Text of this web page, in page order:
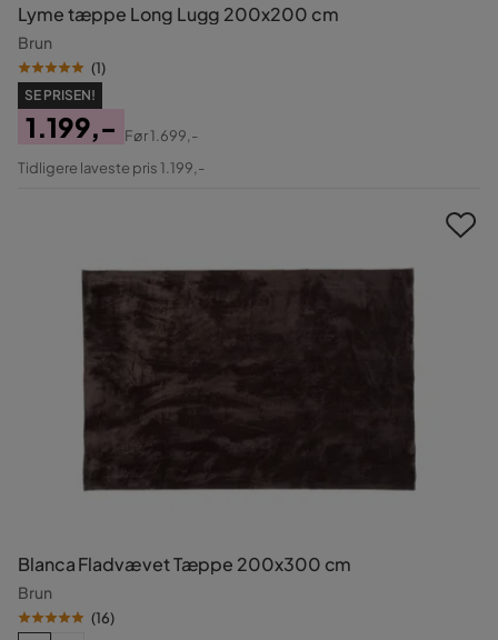
Lyme tæppe Long Lugg 200x200 cm
Brun
(1)
SE PRISEN!
Pris
1.199,-
Original
Før1.699,-
Tidligere laveste pris 1.199,-
Blanca Fladvævet Tæppe 200x300 cm
Brun
(16)